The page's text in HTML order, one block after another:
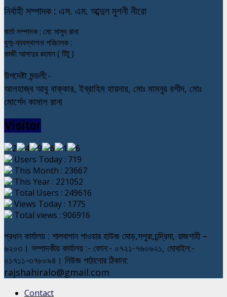
নির্বাহী সম্পাদক : এস. এম. আব্দুল মুগনী নীরো
বার্তা সম্পাদক : মো: মাসুদ রানা
যুগ্ম-ব্যবস্থাপনা পরিচালক :
কাজী আসাদুর রহমান ( টিটু )
উপদেষ্টা মন্ডলী:-
আলহাজ্ব আবু বাক্কার, ইব্রাহিম হায়দার, মোঃ মামনুর রশীদ, মোঃ
মোর্শেদ কামাল রানা
Visitor
Users Today : 719
This Month : 23667
This Year : 221052
Total Users : 249616
Views Today : 1775
Total views : 906916
প্রধান কার্যালয় : শালবাগান পাওয়ার হাউজ মোড়,সপুরা,চন্দ্রিমা, রাজশাহী –
৬২০৩। সম্পাদকীয় কার্যালয় :- ফোন:- ০৭২১-৭৬০৬২১, মোবাইল:-
০১৭১১-৩৭৮০৯৪। নিউজ পাঠানোর ঠিকানা:
rajshahiralo@gmail.com
Contact